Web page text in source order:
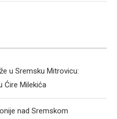
u Sremsku Mitrovicu:
Ćire Milekića
nad Sremskom